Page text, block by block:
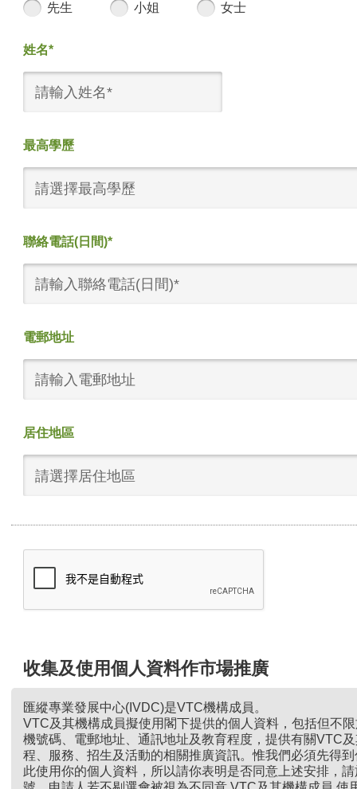
先生
小姐 女士
姓名*
最高學歷
請選擇最高學歷
聯絡電話(日間)*
電郵地址
居住地區
請選擇居住地區
收集及使用個人資料作市場推廣
匯縱專業發展中心(IVDC)是VTC機構成員。
VTC及其機構成員擬使用閣下提供的個人資料，包括但不
機號碼、電郵地址、通訊地址及教育程度，提供有關VTC
程、服務、招生及活動的相關推廣資訊。惟我們必須先得
此使用你的個人資料，所以請你表明是否同意上述安排，